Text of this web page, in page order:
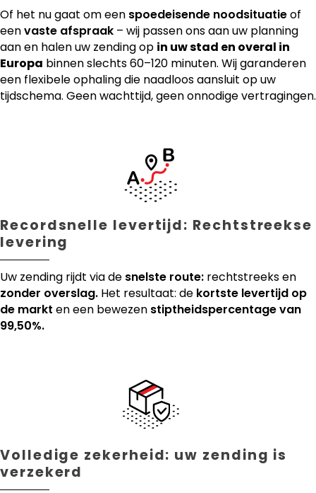
Of het nu gaat om een spoedeisende noodsituatieof
eenvaste afspraak – wij passen ons aan uw planning
aan en halen uw zending op in uw stad en overal in
Europa binnen slechts 60–120 minuten. Wij garanderen
een flexibele ophaling die naadloos aansluit op uw
tijdschema. Geen wachttijd, geen onnodige vertragingen.
Recordsnelle levertijd: Rechtstreekse
levering
Uw zending rijdt via de snelste route: rechtstreeks en
zonder overslag. Het resultaat: de kortste levertijd op
de markt en een bewezen stiptheidspercentage van
99,50%.
Volledige zekerheid: uw zending is
verzekerd